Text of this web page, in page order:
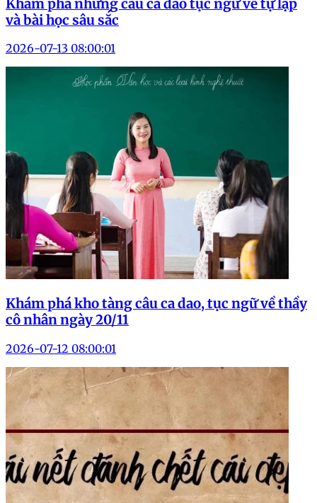
Khám phá những câu ca dao tục ngữ về tự lập
và bài học sâu sắc
2026-07-13 08:00:01
Khám phá kho tàng câu ca dao, tục ngữ về thầy
cô nhân ngày 20/11
2026-07-12 08:00:01